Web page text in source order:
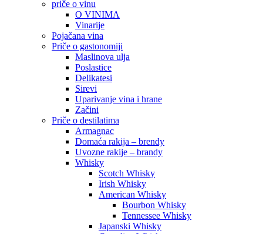
priče o vinu
O VINIMA
Vinarije
Pojačana vina
Priče o gastonomiji
Maslinova ulja
Poslastice
Delikatesi
Sirevi
Uparivanje vina i hrane
Začini
Priče o destilatima
Armagnac
Domaća rakija – brendy
Uvozne rakije – brandy
Whisky
Scotch Whisky
Irish Whisky
American Whisky
Bourbon Whisky
Tennessee Whisky
Japanski Whisky